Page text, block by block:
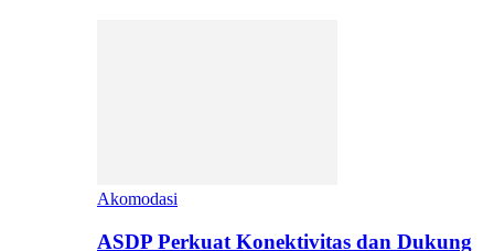
Akomodasi
ASDP Perkuat Konektivitas dan Dukung